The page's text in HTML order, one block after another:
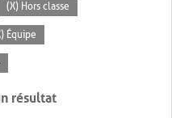
(X) Hors classe
Équipe
résultat